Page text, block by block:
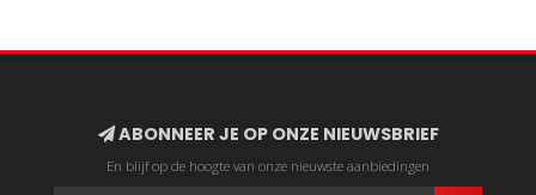
ABONNEER JE OP ONZE NIEUWSBRIEF
En blijf op de hoogte van onze nieuwste aanbiedingen